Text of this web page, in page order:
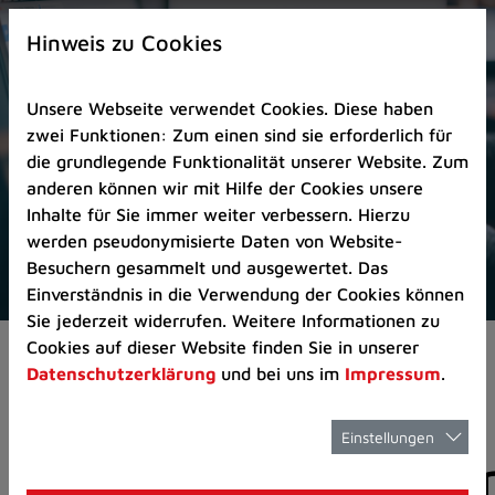
Zur
Startseite
Zum
Seitenanfang
springen
(Schnelltaste
A)
Zur
Navigation/Menü
springen
(Schnelltaste
M)
Zur
8)
Pressemeldungen
Hinweis zu Cookies
Unsere Webseite verwendet Cookies. Diese haben
zwei Funktionen: Zum einen sind sie erforderlich für
die grundlegende Funktionalität unserer Website. Zum
anderen können wir mit Hilfe der Cookies unsere
Inhalte für Sie immer weiter verbessern. Hierzu
werden pseudonymisierte Daten von Website-
Besuchern gesammelt und ausgewertet. Das
Einverständnis in die Verwendung der Cookies können
Sie jederzeit widerrufen. Weitere Informationen zu
Cookies auf dieser Website finden Sie in unserer
Datenschutzerklärung und bei uns im Impressum.
Einstellungen